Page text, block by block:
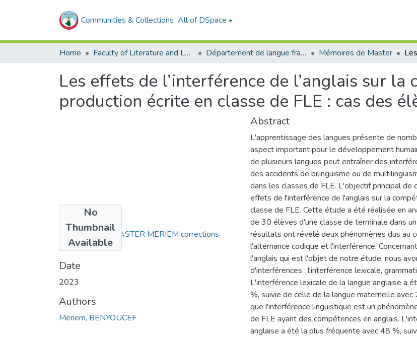
Communities & Collections All of DSpace
Home Faculty of Literature and Languages Département de langue française Mémoires de Master
Les effets de l’interférence de l’anglais sur la
production écrite en classe de FLE : cas des
No
Thumbnail
Available
MEMOIRE DE MASTER MERIEM corrections
(1).pdf(4.34 MB)
Date
2023
Authors
Meriem, BENYOUCEF
Abstract
L'apprentissage des langues présente de
aspect important pour le développement
de plusieurs langues peut entraîner des
des accidents de bilinguisme ou de
dans les classes de FLE. L'objectif principal
effets de l'interférence de l'anglais sur la
classe de FLE. Cette étude a été réalisée en
de 30 élèves d'une classe de terminale dans
résultats ont révélé deux phénomènes dus au
l'alternance codique et l'interférence.
l'anglais qui est l'objet de notre étude, nous
d'interférences : l'interférence lexicale,
L'interférence lexicale de la langue anglaise a
%, suivie de celle de la langue maternelle
que l'interférence linguistique est un
de FLE ayant des compétences en anglais.
anglaise a été la plus fréquente avec 48 %,